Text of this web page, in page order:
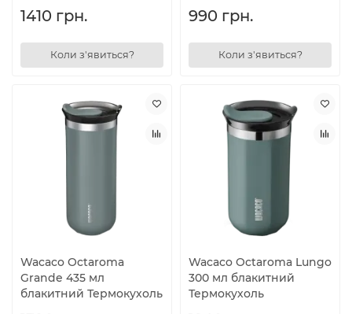
1410 грн.
Коли з'явиться?
990 грн.
Коли з'явиться?
Wacaco Octaroma
Grande 435 мл
блакитний Термокухоль
Wacaco Octaroma Lungo
300 мл блакитний
Термокухоль